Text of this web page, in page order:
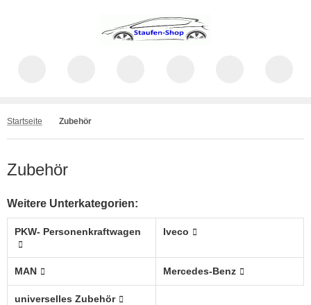
Startseite Zubehör
Zubehör
Weitere Unterkategorien:
PKW- Personenkraftwagen Iveco
MAN Mercedes-Benz
universelles Zubehör